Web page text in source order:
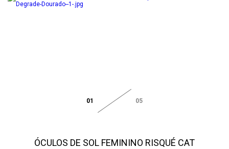
01 05
ÓCULOS DE SOL FEMININO RISQUÉ CAT